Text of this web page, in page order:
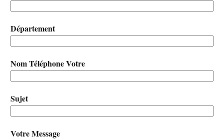
Département
Nom Téléphone Votre
Sujet
Votre Message